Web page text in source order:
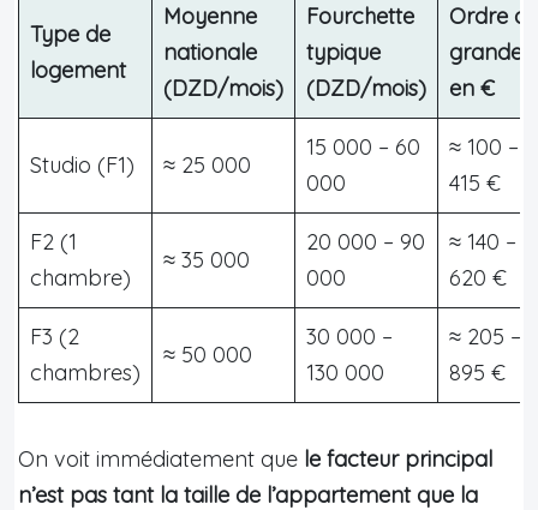
Type de
logement
Moyenne
nationale
(DZD/mois)
Fourchette
typique
(DZD/mois)
Ordre de
en €
Studio (F1) ≈ 25 000
15 000 – 60
000
≈ 100 –
415 €
F2 (1
chambre)
≈ 35 000
20 000 – 90
000
≈ 140 –
620 €
F3 (2
chambres)
≈ 50 000
30 000 –
130 000
≈ 205 –
895 €
On voit immédiatement que le facteur principal
n’est pas tant la taille de l’appartement que la